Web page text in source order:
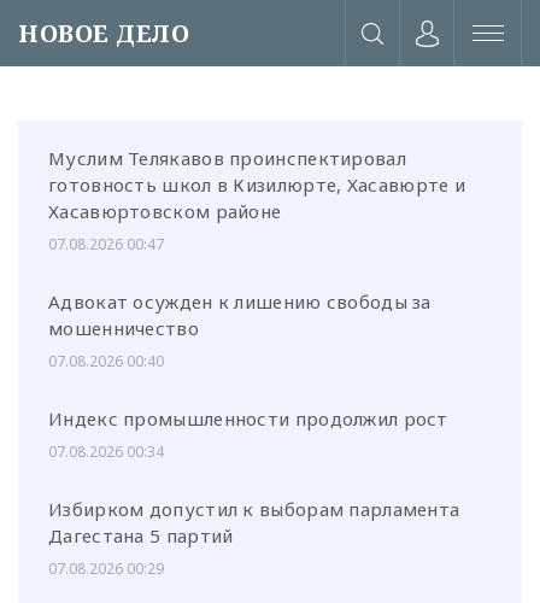
НОВОЕ ДЕЛО
Муслим Телякавов проинспектировал
готовность школ в Кизилюрте, Хасавюрте и
Хасавюртовском районе
07.08.2026 00:47
Адвокат осужден к лишению свободы за
мошенничество
07.08.2026 00:40
Индекс промышленности продолжил рост
07.08.2026 00:34
Избирком допустил к выборам парламента
Дагестана 5 партий
07.08.2026 00:29